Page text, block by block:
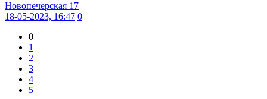
Новопечерская 17
18-05-2023, 16:47 0
0
1
2
3
4
5